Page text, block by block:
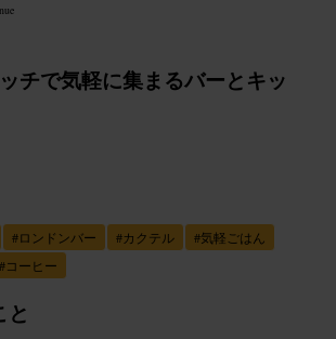
チで気軽に集まるバーとキッ
#ロンドンバー #カクテル #気軽ごはん
#コーヒー
と